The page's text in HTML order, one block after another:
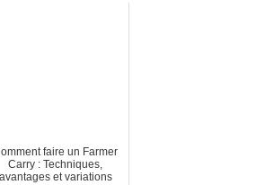
faire un Farmer
Carry : Techniques,
avantages et variations